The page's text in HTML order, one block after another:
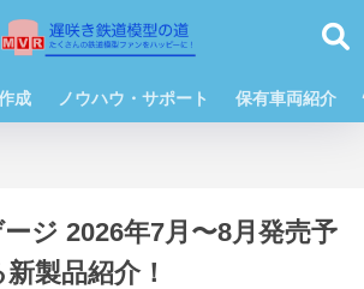
成 ノウハウ・サポート 保有車両紹介
ジ 2026年7月〜8月発売予
製品紹介！